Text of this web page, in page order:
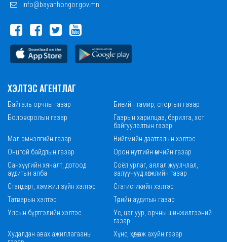
info@bayanhongor.gov.mn
ХЭЛТЭС АГЕНТЛАГ
Байгаль орчны газар
Биеийн тамир, спортын газар
Боловсролын газар
Газрын харилцаа, барилга, хот
байгуулалтын газар
Мал эмнэлгийн газар
Нийгмийн даатгалын хэлтэс
Онцгой байдлын газар
Орон нутгийн өмчийн газар
Санхүүгийн хяналт, дотоод
аудитын алба
Соёл урлаг, аялал жуулчлал,
залуучууд хөгжлийн газар
Стандарт, хэмжил зүйн хэлтэс
Статистикийн хэлтэс
Татварын хэлтэс
Төрийн аудитын газар
Улсын бүртгэлийн хэлтэс
Ус, цаг уур, орчны шинжилгээний
газар
Худалдан авах ажиллагааны
Хүнс, хөдөө аж ахуйн газар